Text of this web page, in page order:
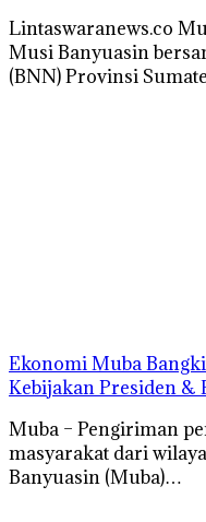
Lintaswaranews.co
Musi Banyuasin
(BNN) Provinsi
Ekonomi Muba
Kebijakan Presiden &
Muba – Pengiriman
masyarakat dari
Banyuasin (Muba)…